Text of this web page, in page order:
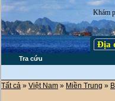
Khám
Địa
Tra cứu
Tất cả » Việt Nam » Miền Trung »